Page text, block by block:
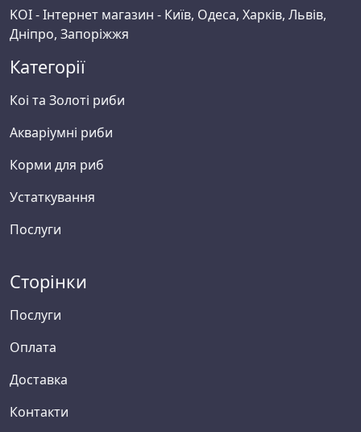
KOI - Інтернет магазин - Київ, Одеса, Харків, Львів,
Дніпро, Запоріжжя
Категорії
Коі та Золоті риби
Акваріумні риби
Корми для риб
Устаткування
Послуги
Сторінки
Послуги
Оплата
Доставка
Контакти